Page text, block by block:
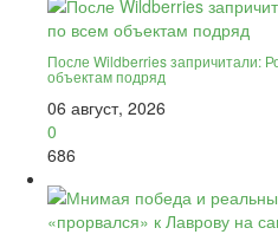
После Wildberries запричитали:
объектам подряд
06 август, 2026
0
686